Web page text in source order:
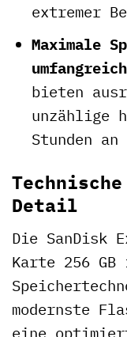
extremer
Maximale
bieten
unzählige
Stunden
Detail
Die SanDisk
Karte 256
modernste
eine